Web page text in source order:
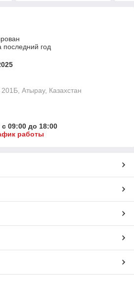
последний год
Атырау, Казахстан
09:00 до 18:00
работы